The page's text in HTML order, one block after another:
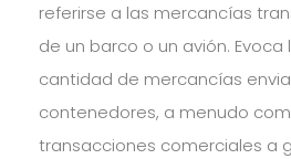
referirse a las mercancías
de un barco o un avión.
cantidad de mercancías
contenedores, a menudo
transacciones comerciales a